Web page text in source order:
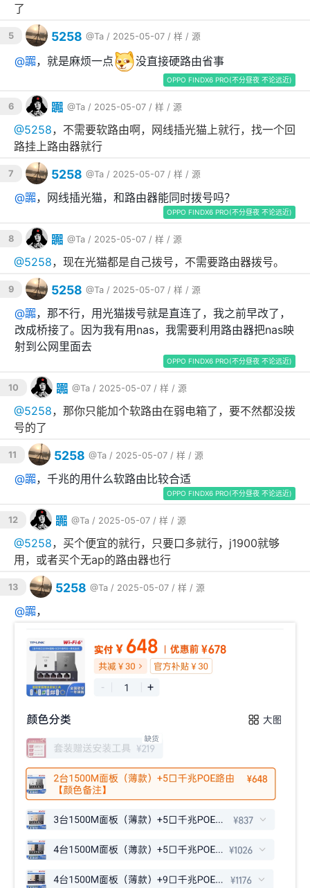
了
5 5258 @Ta / 2025-05-07 / 样 / 源
@嚻，就是麻烦一点 没直接硬路由省事
OPPO FINDX6 PRO(不分昼夜 不论远近)
6 嚻 @Ta / 2025-05-07 / 样 / 源
@5258，不需要软路由啊，网线插光猫上就行，找一个回
路挂上路由器就行
7 5258 @Ta / 2025-05-07 / 样 / 源
@嚻，网线插光猫，和路由器能同时拨号吗？
OPPO FINDX6 PRO(不分昼夜 不论远近)
8 嚻 @Ta / 2025-05-07 / 样 / 源
@5258，现在光猫都是自己拨号，不需要路由器拨号。
9 5258 @Ta / 2025-05-07 / 样 / 源
@嚻，那不行，用光猫拨号就是直连了，我之前早改了，
改成桥接了。因为我有用nas，我需要利用路由器把nas映
射到公网里面去
OPPO FINDX6 PRO(不分昼夜 不论远近)
10 嚻 @Ta / 2025-05-07 / 样 / 源
@5258，那你只能加个软路由在弱电箱了，要不然都没拨
号的了
11 5258 @Ta / 2025-05-07 / 样 / 源
@嚻，千兆的用什么软路由比较合适
OPPO FINDX6 PRO(不分昼夜 不论远近)
12 嚻 @Ta / 2025-05-07 / 样 / 源
@5258，买个便宜的就行，只要口多就行，j1900就够
用，或者买个无ap的路由器也行
13 5258 @Ta / 2025-05-07 / 样 / 源
@嚻，